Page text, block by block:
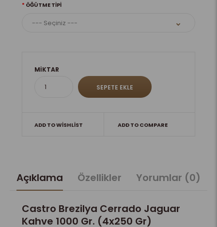
ÖĞÜTME TIPI
MIKTAR
ADD TO WISHLIST ADD TO COMPARE
Açıklama Özellikler Yorumlar (0)
Castro Brezilya Cerrado Jaguar
Kahve 1000 Gr. (4x250 Gr)